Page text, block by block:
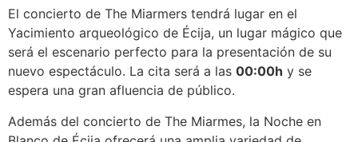
El concierto de The Miarmers tendrá lugar en el
Yacimiento arqueológico de Écija, un lugar mágico que
será el escenario perfecto para la presentación de su
nuevo espectáculo. La cita será a las 00:00h y se
espera una gran afluencia de público.
Además del concierto de The Miarmes, la Noche en